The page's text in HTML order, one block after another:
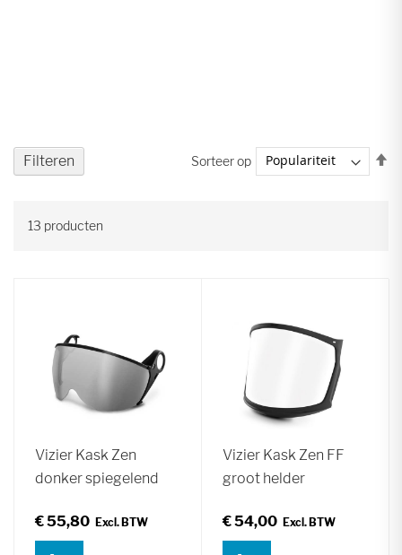
13 producten
Sorteer op
Vizier Kask Zen
donker spiegelend
€ 55,80
Vizier Kask Zen FF
groot helder
€ 54,00
Filteren